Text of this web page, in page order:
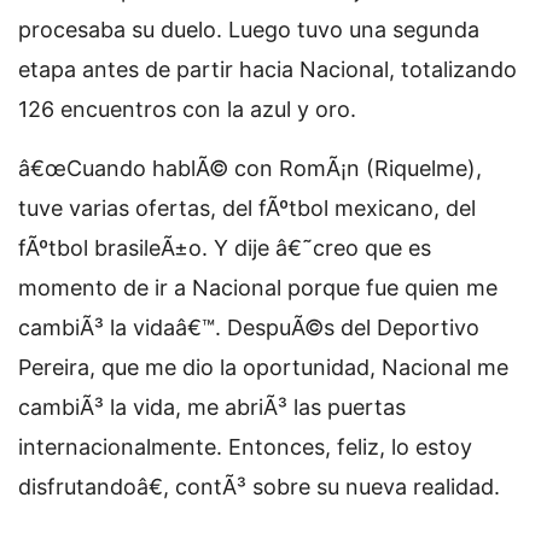
procesaba su duelo. Luego tuvo una segunda
etapa antes de partir hacia Nacional, totalizando
126 encuentros con la azul y oro.
â€œCuando hablÃ© con RomÃ¡n (Riquelme),
tuve varias ofertas, del fÃºtbol mexicano, del
fÃºtbol brasileÃ±o. Y dije â€˜creo que es
momento de ir a Nacional porque fue quien me
cambiÃ³ la vidaâ€™. DespuÃ©s del Deportivo
Pereira, que me dio la oportunidad, Nacional me
cambiÃ³ la vida, me abriÃ³ las puertas
internacionalmente. Entonces, feliz, lo estoy
disfrutandoâ€, contÃ³ sobre su nueva realidad.